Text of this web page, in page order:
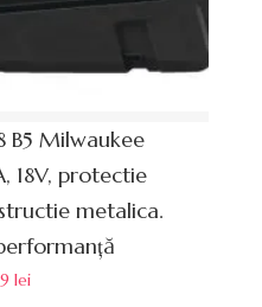
B5 Milwaukee
18V, protectie
metalica.
lei